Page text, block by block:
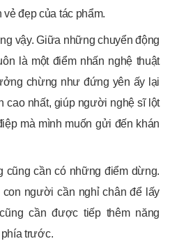
đẹp của tác phẩm.
vậy. Giữa những chuyển động
là một điểm nhấn nghệ thuật
chừng như đứng yên ấy lại
cao nhất, giúp người nghệ sĩ lột
mà mình muốn gửi đến khán
cần có những điểm dừng.
người cần nghỉ chân để lấy
cần được tiếp thêm năng
phía trước.